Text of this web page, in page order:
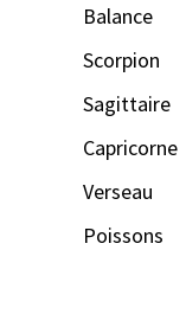
Balance
Scorpion
Sagittaire
Capricorne
Verseau
Poissons